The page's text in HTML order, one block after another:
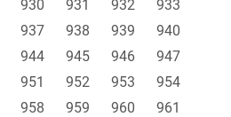
930 931 932
933
937 938 939
940
944 945 946
947
951 952 953
954
958 959 960
961